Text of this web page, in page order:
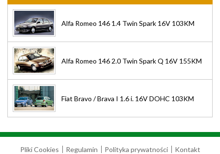
Alfa Romeo 146 1.4 Twin Spark 16V 103KM
Alfa Romeo 146 2.0 Twin Spark Q 16V 155KM
Fiat Bravo / Brava I 1.6 i. 16V DOHC 103KM
Pliki Cookies Regulamin Polityka prywatności Kontakt